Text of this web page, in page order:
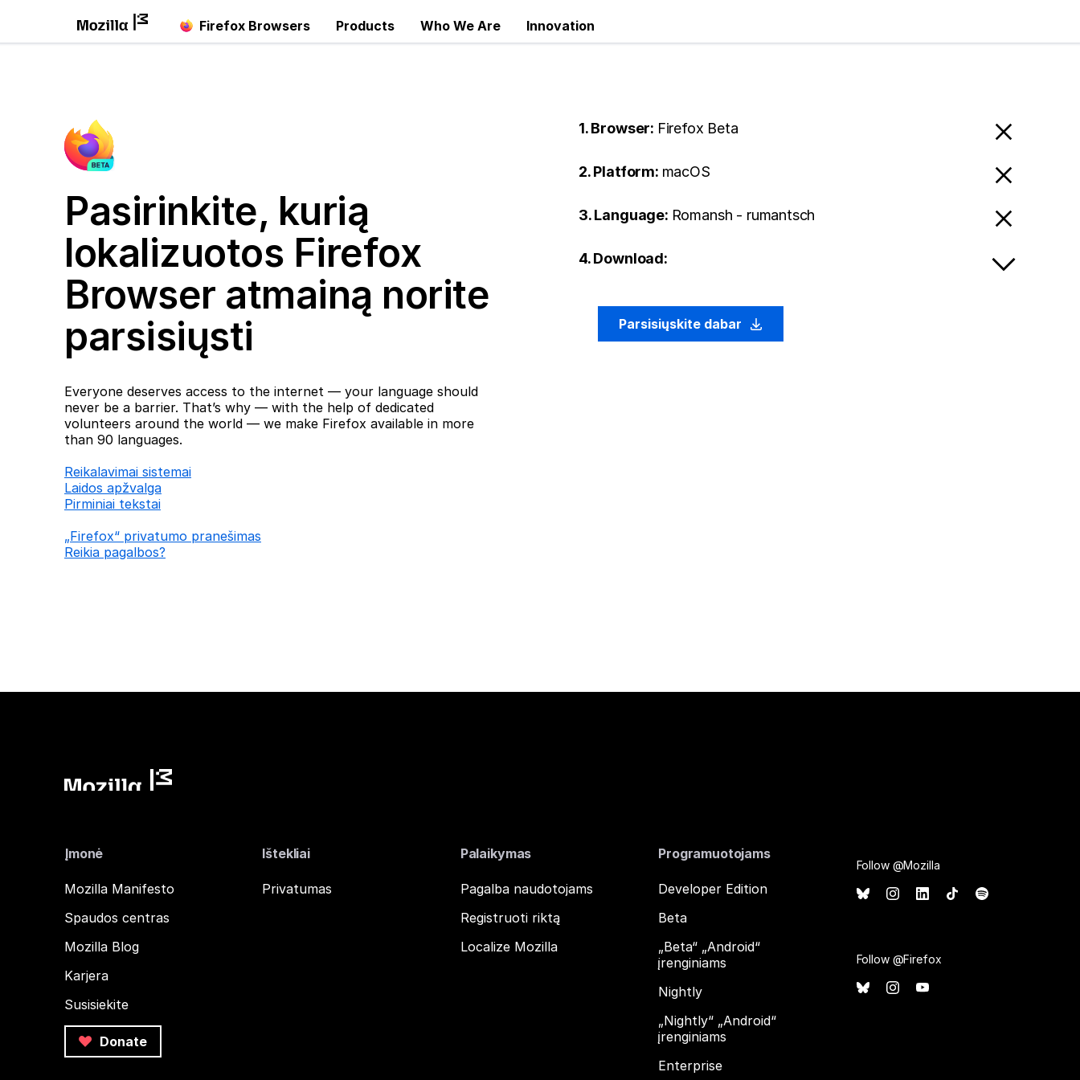
Firefox Browsers Products Who We Are Innovation
Pasirinkite, kurią
lokalizuotos Firefox
Browser atmainą norite
parsisiųsti
Everyone deserves access to the internet — your language should
never be a barrier. That’s why — with the help of dedicated
volunteers around the world — we make Firefox available in more
than 90 languages.
Reikalavimai sistemai
Laidos apžvalga
Pirminiai tekstai
„Firefox“ privatumo pranešimas
Reikia pagalbos?
1. Browser: Firefox Beta
2. Platform: macOS
3. Language: Romansh - rumantsch
4. Download:
Parsisiųskite dabar
Įmonė
Mozilla Manifesto
Spaudos centras
Mozilla Blog
Karjera
Susisiekite
Donate
Ištekliai
Privatumas
Palaikymas
Pagalba naudotojams
Registruoti riktą
Localize Mozilla
Programuotojams
Developer Edition
Beta
„Beta“ „Android“
įrenginiams
Nightly
„Nightly“ „Android“
įrenginiams
Enterprise
Follow @Mozilla
Follow @Firefox